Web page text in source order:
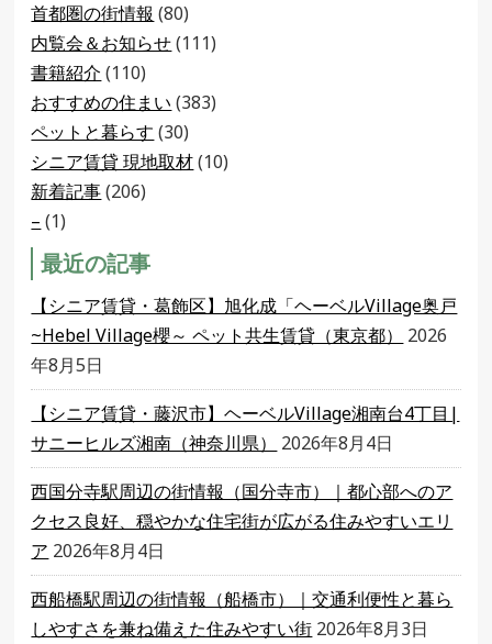
首都圏の街情報 (80)
内覧会＆お知らせ(111)
書籍紹介 (110)
おすすめの住まい (383)
ペットと暮らす (30)
シニア賃貸 現地取材(10)
新着記事(206)
– (1)
最近の記事
【シニア賃貸・葛飾区】旭化成「ヘーベルVillage奥戸
~Hebel Village櫻～ ペット共生賃貸（東京都）
2026
年8月5日
【シニア賃貸・藤沢市】ヘーベルVillage湘南台4丁目|
サニーヒルズ湘南（神奈川県）
2026年8月4日
西国分寺駅周辺の街情報（国分寺市）｜都心部へのア
クセス良好、穏やかな住宅街が広がる住みやすいエリ
ア 2026年8月4日
西船橋駅周辺の街情報（船橋市）｜交通利便性と暮ら
しやすさを兼ね備えた住みやすい街 2026年8月3日